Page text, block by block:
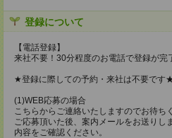
登録について
【電話登録】
来社不要！30分程度のお電話で登録が完
★登録に際しての予約・来社は不要です
(1)WEB応募の場合
こちらからご連絡いたしますのでお待ち
ご応募頂いた後、案内メールをお送りし
内容をご確認ください。